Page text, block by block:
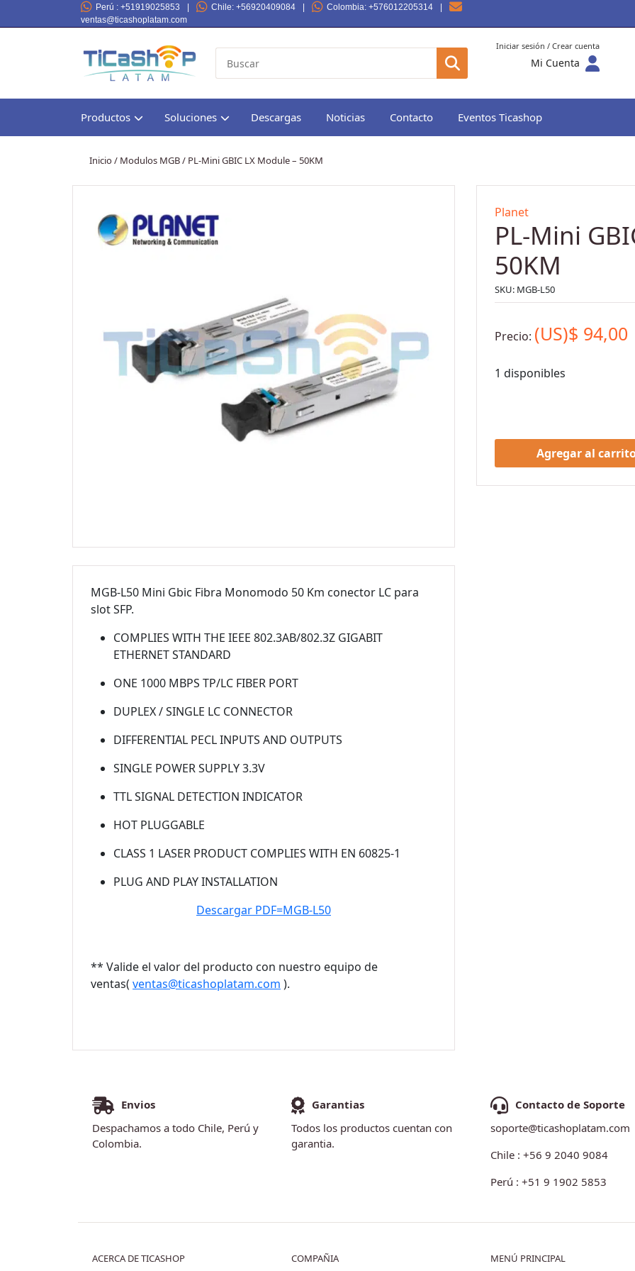
Perú : +51919025853 | Chile: +56920409084 | Colombia: +576012205314
|
ventas@ticashoplatam.com
Iniciar sesión / Crear cuenta
Mi Cuenta
Productos Soluciones Descargas Noticias Contacto Eventos Ticashop
Inicio/ Modulos MGB/ PL-Mini GBIC LX Module – 50KM
Planet
PL-Mini
50KM
SKU: MGB-L50
Precio: (US)$ 94,00
1 disponibles
Agregar al
MGB-L50 Mini Gbic Fibra Monomodo 50 Km conector LC para
slot SFP.
COMPLIES WITH THE IEEE 802.3AB/802.3Z GIGABIT
ETHERNET STANDARD
ONE 1000 MBPS TP/LC FIBER PORT
DUPLEX / SINGLE LC CONNECTOR
DIFFERENTIAL PECL INPUTS AND OUTPUTS
SINGLE POWER SUPPLY 3.3V
TTL SIGNAL DETECTION INDICATOR
HOT PLUGGABLE
CLASS 1 LASER PRODUCT COMPLIES WITH EN 60825-1
PLUG AND PLAY INSTALLATION
Descargar PDF=MGB-L50
** Valide el valor del producto con nuestro equipo de
ventas( ventas@ticashoplatam.com ).
Envios
Despachamos a todo Chile, Perú y
Colombia.
Garantias
Todos los productos cuentan con
garantia.
Contacto de Soporte
soporte@ticashoplatam.com
Chile : +56 9 2040 9084
Perú : +51 9 1902 5853
ACERCA DE TICASHOP COMPAÑIA MENÚ PRINCIPAL